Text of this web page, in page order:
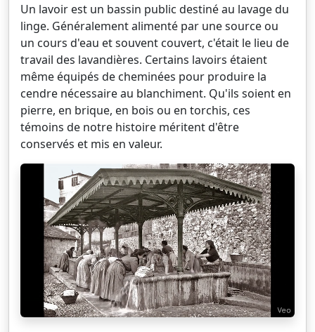
Un lavoir est un bassin public destiné au lavage du
linge. Généralement alimenté par une source ou
un cours d'eau et souvent couvert, c'était le lieu de
travail des lavandières. Certains lavoirs étaient
même équipés de cheminées pour produire la
cendre nécessaire au blanchiment. Qu'ils soient en
pierre, en brique, en bois ou en torchis, ces
témoins de notre histoire méritent d'être
conservés et mis en valeur.